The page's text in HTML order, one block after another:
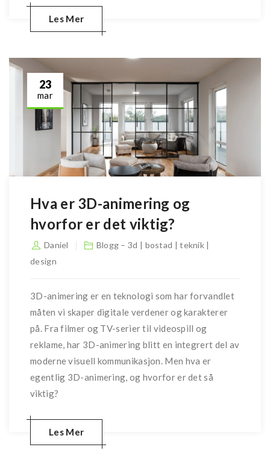
Les Mer
23
mar
Hva er 3D-animering og
hvorfor er det viktig?
Daniel
Blogg – 3d | bostad | teknik |
design
3D-animering er en teknologi som har forvandlet
måten vi skaper digitale verdener og karakterer
på. Fra filmer og TV-serier til videospill og
reklame, har 3D-animering blitt en integrert del av
moderne visuell kommunikasjon. Men hva er
egentlig 3D-animering, og hvorfor er det så
viktig?
Les Mer